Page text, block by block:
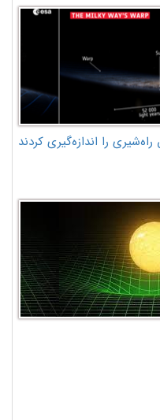
را اندازه‌گیری کردند